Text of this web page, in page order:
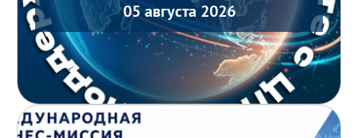
05 августа 2026